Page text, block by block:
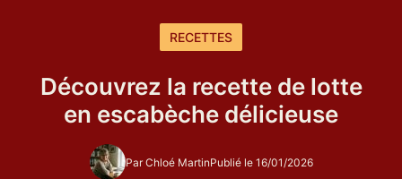
RECETTES
Découvrez la recette de lotte
en escabèche délicieuse
Par Chloé MartinPublié le 16/01/2026